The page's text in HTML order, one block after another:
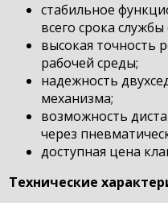
стабильное
всего срока
высокая точность
рабочей среды;
надежность
механизма;
возможность
через
доступная цена
Технические